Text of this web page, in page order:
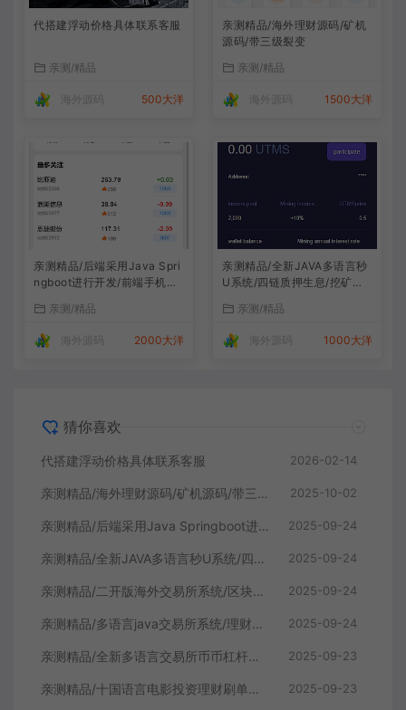
代搭建浮动价格具体联系客服
亲测/精品
海外源码 500大洋
亲测精品/海外理财源码/矿机
源码/带三级裂变
亲测/精品
海外源码 1500大洋
亲测精品/后端采用Java Spri
ngboot进行开发/前端手机跟
前端vue源码！
亲测/精品
海外源码 2000大洋
亲测精品/全新JAVA多语言秒
U系统/四链质押生息/挖矿秒u
亲测/精品
海外源码 1000大洋
猜你喜欢
代搭建浮动价格具体联系客服 2026-02-14
亲测精品/海外理财源码/矿机源码/带三级裂变 2025-10-02
亲测精品/后端采用Java Springboot进行开发/前端手机跟代理vue开发 /系统全开源/带前端vue源码！ 2025-09-24
亲测精品/全新JAVA多语言秒U系统/四链质押生息/挖矿秒u系统 2025-09-24
亲测精品/二开版海外交易所系统/区块链交易所/质押挖矿/15国语言 2025-09-24
亲测精品/多语言java交易所系统/理财质押/永续期权/前端uianpp 2025-09-24
亲测精品/全新多语言交易所币币杠杆合约交易质押挖矿otc借贷区块链交易所 2025-09-23
亲测精品/十国语言电影投资理财刷单系统/理财分红源码 2025-09-23